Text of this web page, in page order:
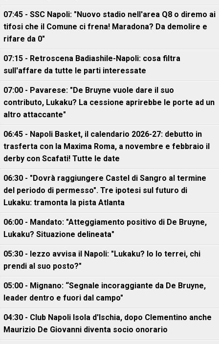
07:45 - SSC Napoli: "Nuovo stadio nell'area Q8 o diremo ai
tifosi che il Comune ci frena! Maradona? Da demolire e
rifare da 0"
07:15 - Retroscena Badiashile-Napoli: cosa filtra
sull'affare da tutte le parti interessate
07:00 - Pavarese: "De Bruyne vuole dare il suo
contributo, Lukaku? La cessione aprirebbe le porte ad un
altro attaccante"
06:45 - Napoli Basket, il calendario 2026-27: debutto in
trasferta con la Maxima Roma, a novembre e febbraio il
derby con Scafati! Tutte le date
06:30 - "Dovrà raggiungere Castel di Sangro al termine
del periodo di permesso". Tre ipotesi sul futuro di
Lukaku: tramonta la pista Atlanta
06:00 - Mandato: "Atteggiamento positivo di De Bruyne,
Lukaku? Situazione delineata"
05:30 - Iezzo avvisa il Napoli: "Lukaku? Io lo terrei, chi
prendi al suo posto?"
05:00 - Mignano: “Segnale incoraggiante da De Bruyne,
leader dentro e fuori dal campo"
04:30 - Club Napoli Isola d'Ischia, dopo Clementino anche
Maurizio De Giovanni diventa socio onorario